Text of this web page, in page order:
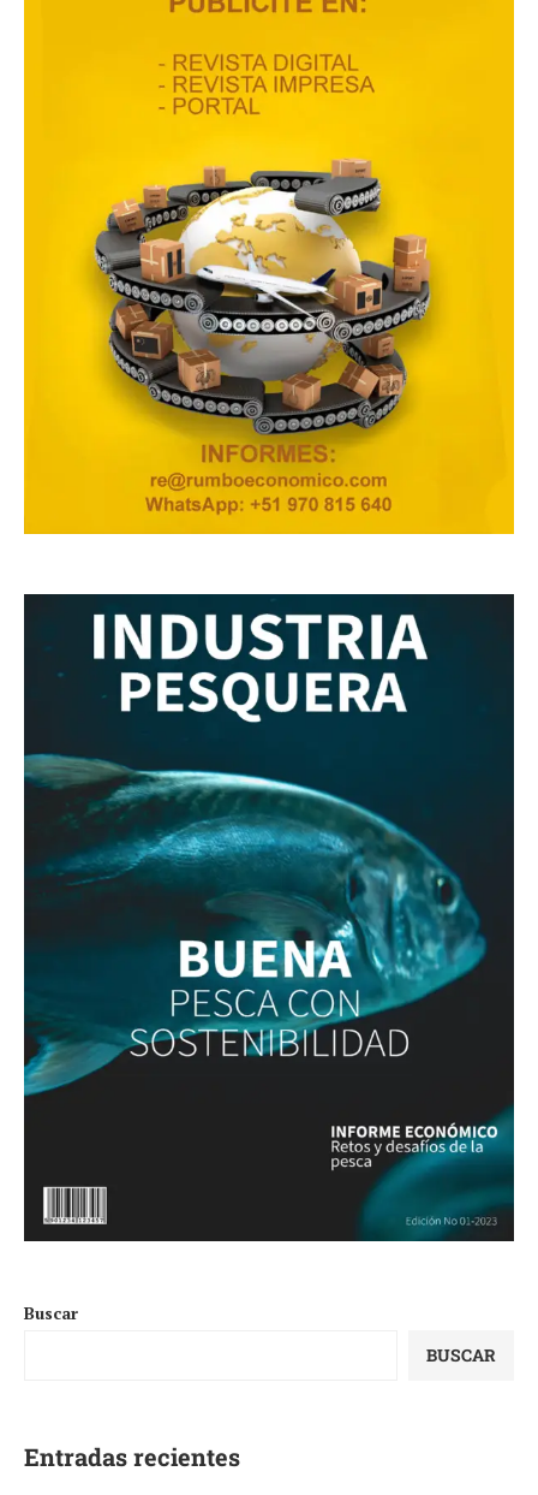
Buscar
BUSCAR
Entradas recientes